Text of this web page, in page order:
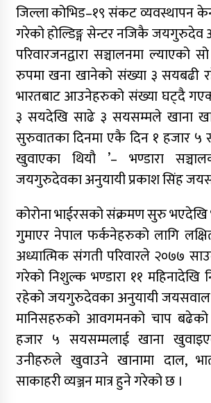
जिल्ला कोभिड–१९ संकट व्यवस्थापन
गरेको होल्डिङ्ग सेन्टर नजिकै जयगुरुदेव
परिवारजनद्वारा सञ्चालनमा ल्याएको
रुपमा खना खानेको संख्या ३ सयबढी
भारतबाट आउनेहरुको संख्या घट्दै
३ सयदेखि साढे ३ सयसम्मले खाना
सुरुवातका दिनमा एकै दिन १ हजार ५
खुवाएका थियौ ’– भण्डारा
जयगुरुदेवका अनुयायी प्रकाश सिंह
कोरोना भाईरसको संक्रमण सुरु भएदेखि
गुमाएर नेपाल फर्कनेहरुको लागि
अध्यात्मिक संगती परिवारले २०७७
गरेको निशुल्क भण्डारा ११ महिनादेखि
रहेको जयगुरुदेवका अनुयायी
मानिसहरुको आवगमनको चाप
हजार ५ सयसम्मलाई खाना
उनीहरुले खुवाउने खानामा दाल,
साकाहरी व्यञ्जन मात्र हुने गरेको छ ।